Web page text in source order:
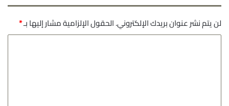
لن يتم نشر عنوان بريدك الإلكتروني.الحقول الإلزامية مشار إليها بـ*